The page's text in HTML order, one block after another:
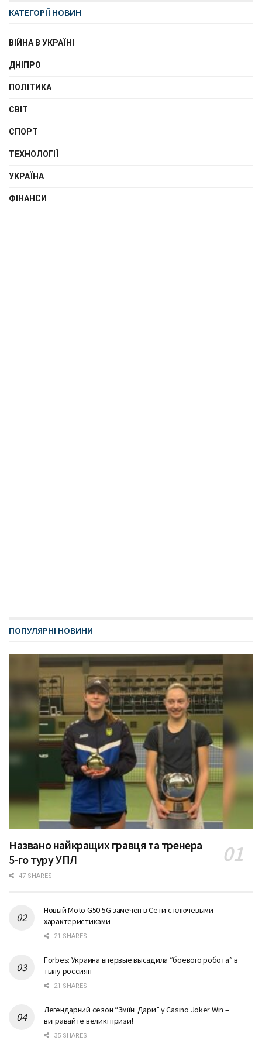
КАТЕГОРІЇ НОВИН
ВІЙНА В УКРАЇНІ
ДНІПРО
ПОЛІТИКА
СВІТ
СПОРТ
ТЕХНОЛОГІЇ
УКРАЇНА
ФІНАНСИ
ПОПУЛЯРНІ НОВИНИ
Названо найкращих гравця та тренера
5-го туру УПЛ
47 SHARES
Новый Moto G50 5G замечен в Сети с ключевыми
характеристиками
21 SHARES
Forbes: Украина впервые высадила “боевого робота” в
тылу россиян
21 SHARES
Легендарний сезон “Змiїнi Дари” у Casino Joker Win –
вигравайте великі призи!
35 SHARES